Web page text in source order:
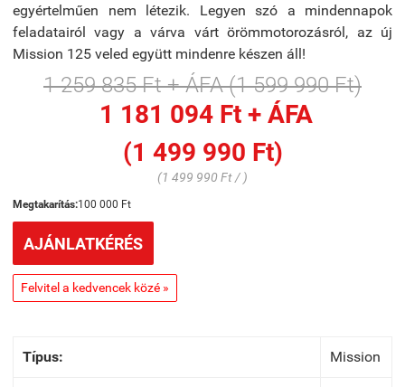
egyértelműen nem létezik. Legyen szó a mindennapok
feladatairól vagy a várva várt örömmotorozásról, az új
Mission 125 veled együtt mindenre készen áll!
1 259 835 Ft + ÁFA (1 599 990 Ft)
1 181 094 Ft + ÁFA
(1 499 990 Ft)
(1 499 990 Ft / )
Megtakarítás:100 000 Ft
AJÁNLATKÉRÉS
Felvitel a kedvencek közé »
Típus: Mission